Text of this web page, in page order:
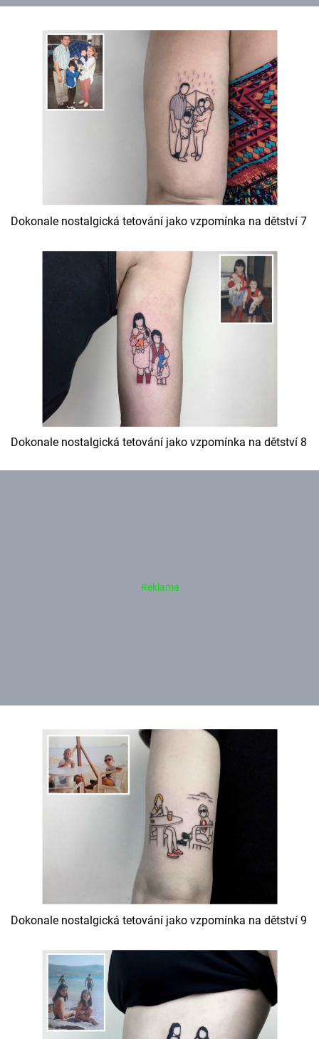
Dokonale nostalgická tetování jako vzpomínka na dětství 7
Dokonale nostalgická tetování jako vzpomínka na dětství 8
Dokonale nostalgická tetování jako vzpomínka na dětství 9